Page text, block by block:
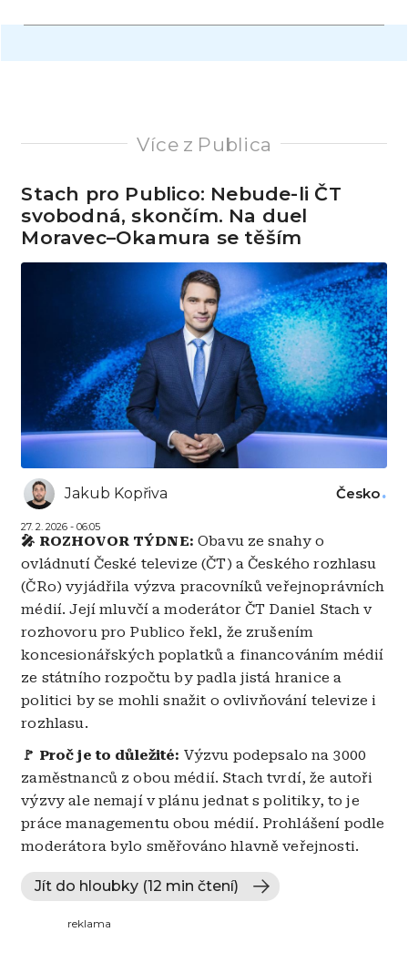
Více z Publica
Stach pro Publico: Nebude-li ČT
svobodná, skončím. Na duel
Moravec–Okamura se těším
Jakub Kopřiva
27. 2. 2026 - 06:05
Česko
🎤 ROZHOVOR TÝDNE:Obavu ze snahy o
ovládnutí České televize (ČT) a Českého rozhlasu
(ČRo) vyjádřila výzva pracovníků veřejnoprávních
médií. Její mluvčí a moderátor ČT Daniel Stach v
rozhovoru pro Publico řekl, že zrušením
koncesionářských poplatků a financováním médií
ze státního rozpočtu by padla jistá hranice a
politici by se mohli snažit o ovlivňování televize i
rozhlasu.
🚩 Proč je to důležité: Výzvu podepsalo na 3000
zaměstnanců z obou médií. Stach tvrdí, že autoři
výzvy ale nemají v plánu jednat s politiky, to je
práce managementu obou médií. Prohlášení podle
moderátora bylo směřováno hlavně veřejnosti.
Jít do hloubky (12 min čtení)
reklama